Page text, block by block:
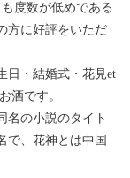
度数が低めである
方に好評をいただ
日・結婚式・花見et
酒です。
名の小説のタイト
で、花神とは中国